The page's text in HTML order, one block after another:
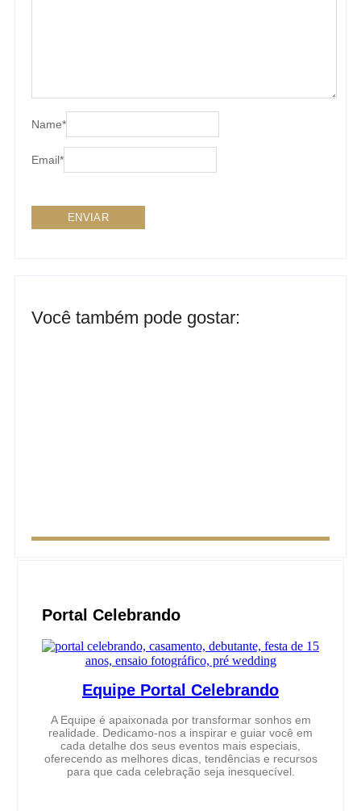
Name*
Email*
Você também pode gostar:
Portal Celebrando
Equipe Portal Celebrando
A Equipe é apaixonada por transformar sonhos em
realidade. Dedicamo-nos a inspirar e guiar você em
cada detalhe dos seus eventos mais especiais,
oferecendo as melhores dicas, tendências e recursos
para que cada celebração seja inesquecível.